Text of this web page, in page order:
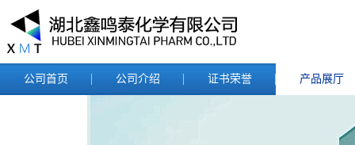
公司首页 公司介绍 证书荣誉 产品展厅